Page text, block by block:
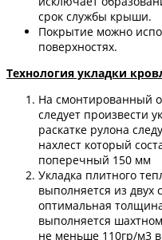
срок службы крыши.
Покрытие можно
поверхностях.
Технология укладки
На смонтированный
следует произвести
раскатке рулона
нахлест который
поперечный 150 мм
Укладка плитного
выполняется из двух
оптимальная
выполняется
не меньше 110гр/м3